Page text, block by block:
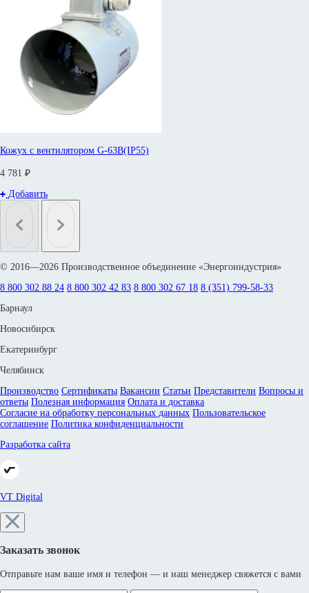
Кожух с вентилятором G-63B(IP55)
4 781 ₽
Добавить
© 2016—2026 Производственное объединение «Энергоиндустрия»
8 800 302 88 24 8 800 302 42 83 8 800 302 67 18 8 (351) 799-58-33
Барнаул
Новосибирск
Екатеринбург
Челябинск
Производство Сертификаты Вакансии Статьи Представители Вопросы и
ответы Полезная информация Оплата и доставка
Согласие на обработку персональных данных Пользовательское
соглашение Политика конфиденциальности
Разработка сайта
VT Digital
Заказать звонок
Отправьте нам ваше имя и телефон — и наш менеджер свяжется с вами